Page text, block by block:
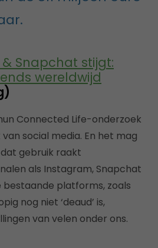
Snapchat stijgt:
wereldwijd
Connected Life-onderzoek
social media. En het mag
gebruik raakt
als Instagram, Snapchat
bestaande platforms, zoals
nog niet ‘deaud’ is,
van velen onder ons.